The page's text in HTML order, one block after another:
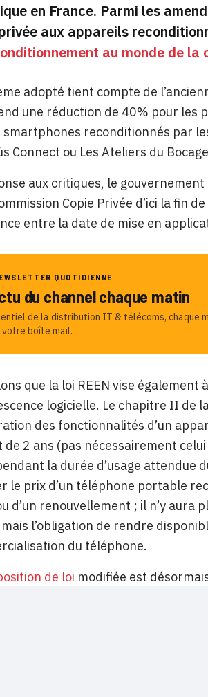
en France. Parmi les
aux appareils
au monde de la
adopté tient compte de
une réduction de 40% pour les
smartphones reconditionnés par
Connect ou Les Ateliers du
aux critiques, le
Copie Privée d’ici la fin
entre la date de mise en
QUOTIDIENNE
du channel chaque matin
de la distribution IT & télécoms, chaque
votre boîte mail.
que la loi REEN vise
logicielle. Le chapitre II
des fonctionnalités d’un
de 2 ans (pas nécessairement
la durée d’usage attendue
le prix d’un téléphone portable
d’un renouvellement ; il n’y aura
l’obligation de rendre
du téléphone.
de loi modifiée est